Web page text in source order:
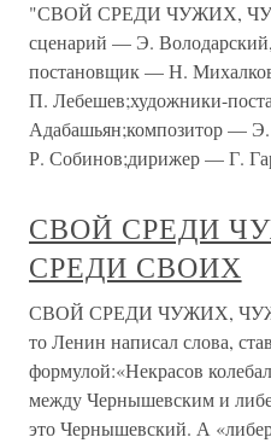
"СВОЙ СРЕДИ ЧУЖИХ,
сценарий — Э.
постановщик — Н.
П. Лебешев;художники-
Адабашьян;композитор —
Р. Собинов;дирижер — Г.
СВОЙ СРЕДИ
СРЕДИ СВОИХ
СВОЙ СРЕДИ ЧУЖИХ,
то Ленин написал слова,
формулой:«Некрасов
между Чернышевским и
это Чернышевский. А